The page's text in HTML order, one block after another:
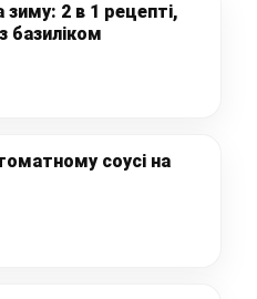
зиму: 2 в 1 рецепті,
базиліком
соусі на